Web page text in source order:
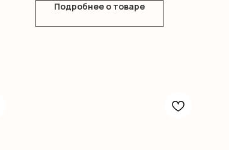
Подробнее о товаре